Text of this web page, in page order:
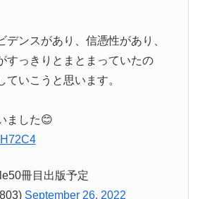
デンスがあり、信憑性があり、
すっきりとまとまっていたの
ていこうと思います。
ました😊
冊目出版予定
September 26, 2022